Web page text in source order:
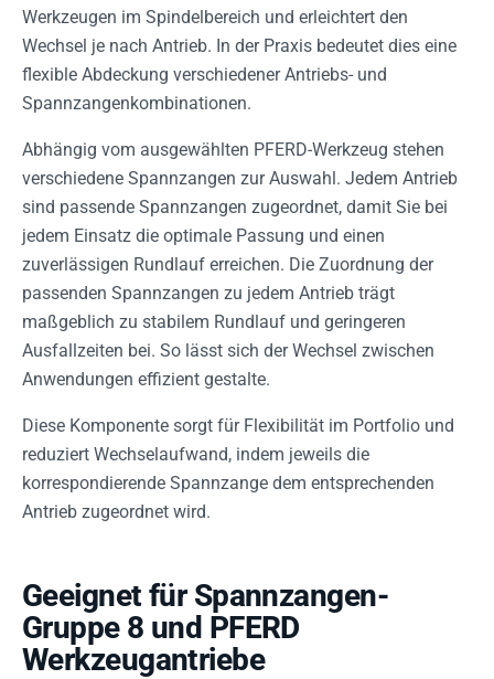
Werkzeugen im Spindelbereich und erleichtert den
Wechsel je nach Antrieb. In der Praxis bedeutet dies eine
flexible Abdeckung verschiedener Antriebs- und
Spannzangenkombinationen.
Abhängig vom ausgewählten PFERD-Werkzeug stehen
verschiedene Spannzangen zur Auswahl. Jedem Antrieb
sind passende Spannzangen zugeordnet, damit Sie bei
jedem Einsatz die optimale Passung und einen
zuverlässigen Rundlauf erreichen. Die Zuordnung der
passenden Spannzangen zu jedem Antrieb trägt
maßgeblich zu stabilem Rundlauf und geringeren
Ausfallzeiten bei. So lässt sich der Wechsel zwischen
Anwendungen effizient gestalte.
Diese Komponente sorgt für Flexibilität im Portfolio und
reduziert Wechselaufwand, indem jeweils die
korrespondierende Spannzange dem entsprechenden
Antrieb zugeordnet wird.
Geeignet für Spannzangen-
Gruppe 8 und PFERD
Werkzeugantriebe